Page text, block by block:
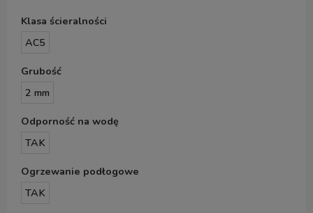
Klasa ścieralności
AC5
Grubość
2 mm
Odporność na wodę
TAK
Ogrzewanie podłogowe
TAK